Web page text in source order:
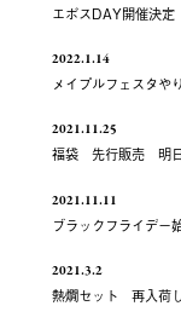
エポスDAY開催決定
2022.1.14
メイプルフェスタや
2021.11.25
福袋 先行販売 明
2021.11.11
ブラックフライデー
2021.3.2
熱燗セット 再入荷